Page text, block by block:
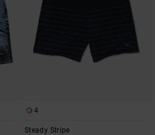
4
Steady Stripe